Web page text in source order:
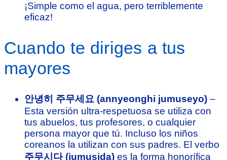
¡Simple como el agua, pero terriblemente
eficaz!
Cuando te diriges a tus
mayores
안녕히 주무세요 (annyeonghi jumuseyo) –
Esta versión ultra-respetuosa se utiliza con
tus abuelos, tus profesores, o cualquier
persona mayor que tú. Incluso los niños
coreanos la utilizan con sus padres. El verbo
주무시다 (jumusida) es la forma honorífica